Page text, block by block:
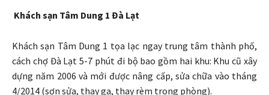
Khách sạn Tâm Dung 1 Đà Lạt
Khách sạn Tâm Dung 1 tọa lạc ngay trung tâm thành phố,
cách chợ Đà Lạt 5-7 phút đi bộ bao gồm hai khu: Khu cũ xây
dựng năm 2006 và mới được nâng cấp, sửa chữa vào tháng
4/2014 (sơn sửa, thay ga, thay rèm trong phòng).